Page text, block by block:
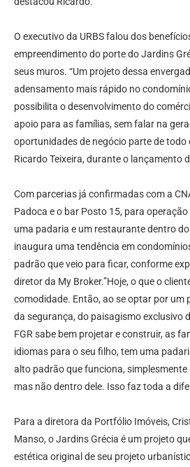
O executivo da URBS falou dos
empreendimento do porte do Jardins
seus muros. “Um projeto dessa
adensamento mais rápido no
possibilita o desenvolvimento do
apoio para as famílias, sem falar na
oportunidades de negócio parte de todo
Ricardo Teixeira, durante o lançamento
Com parcerias já confirmadas com a
Padoca e o bar Posto 15, para operação
uma padaria e um restaurante dentro
inaugura uma tendência em
padrão que veio para ficar, conforme
diretor da My Broker.”Hoje, o que o
comodidade. Então, ao se optar por um
da segurança, do paisagismo exclusivo
FGR sabe bem projetar e construir, as
idiomas para o seu filho, tem uma
alto padrão que funciona,
mas não dentro dele. Isso faz toda a
Para a diretora da Portfólio Imóveis,
Manso, o Jardins Grécia é um projeto
estética original de seu projeto